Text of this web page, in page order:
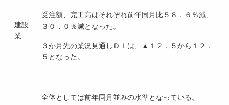
建設
業
受注額、完工高はそれぞれ前年同月比５８．６％減、
３０．０％減となった。
３か月先の業況見通しＤＩは、▲１２．５から１２．
５となった。
全体としては前年同月並みの水準となっている。